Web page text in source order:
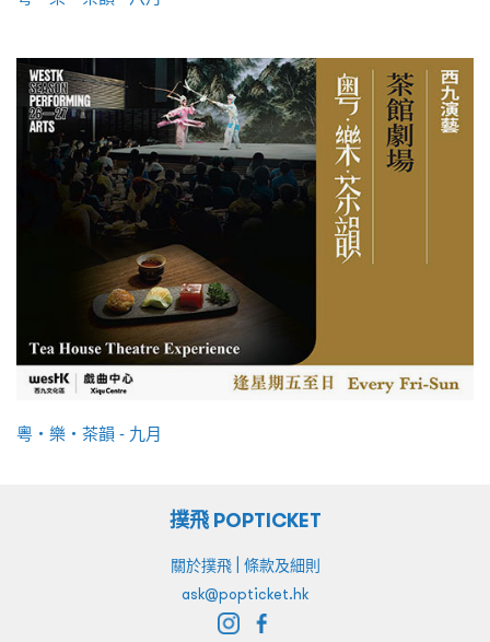
粵・樂・茶韻 - 九月
撲飛 POPTICKET
關於撲飛| 條款及細則
ask@popticket.hk